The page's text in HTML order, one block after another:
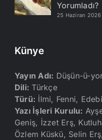
Yorumladı?
25 Haziran 2026
Künye
Yayın Adı: Düşün-ü-
Dili: Türkçe
Türü: İlmi, Fenni, Edebi
Yazı İşleri Kurulu:
Geniş, İzzet Erş,
Özlem Küskü, Selin